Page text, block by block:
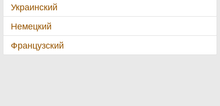
Украинский
Немецкий
Французский